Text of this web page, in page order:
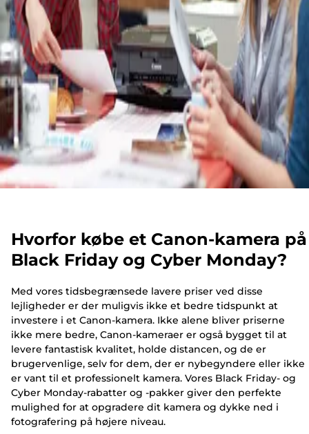
Hvorfor købe et Canon-kamera på
Black Friday og Cyber Monday?
Med vores tidsbegrænsede lavere priser ved disse
lejligheder er der muligvis ikke et bedre tidspunkt at
investere i et Canon-kamera. Ikke alene bliver priserne
ikke mere bedre, Canon-kameraer er også bygget til at
levere fantastisk kvalitet, holde distancen, og de er
brugervenlige, selv for dem, der er nybegyndere eller ikke
er vant til et professionelt kamera. Vores Black Friday- og
Cyber Monday-rabatter og -pakker giver den perfekte
mulighed for at opgradere dit kamera og dykke ned i
fotografering på højere niveau.